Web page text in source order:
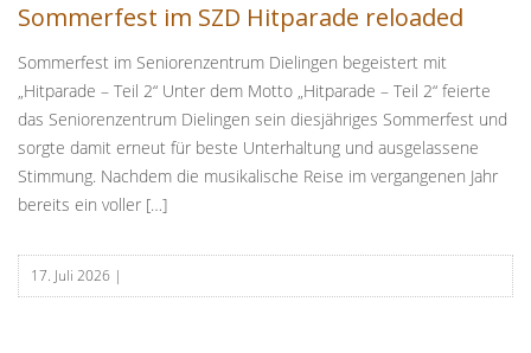
Sommerfest im SZD Hitparade reloaded
Sommerfest im Seniorenzentrum Dielingen begeistert mit
„Hitparade – Teil 2“ Unter dem Motto „Hitparade – Teil 2“ feierte
das Seniorenzentrum Dielingen sein diesjähriges Sommerfest und
sorgte damit erneut für beste Unterhaltung und ausgelassene
Stimmung. Nachdem die musikalische Reise im vergangenen Jahr
bereits ein voller […]
17. Juli 2026 |